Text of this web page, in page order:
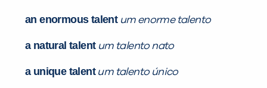
an enormous talent um enorme talento
a natural talent um talento nato
a unique talent um talento único